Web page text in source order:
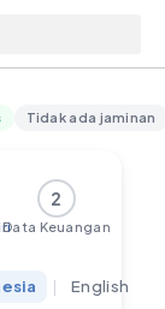
Tidak ada jaminan
2
Data Keuangan
| English